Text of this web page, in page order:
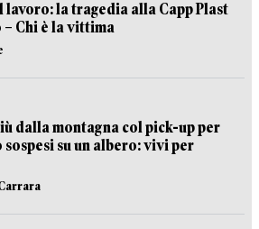
lavoro: la tragedia alla Capp Plast
– Chi è la vittima
dalla montagna col pick-up per
su un albero: vivi per